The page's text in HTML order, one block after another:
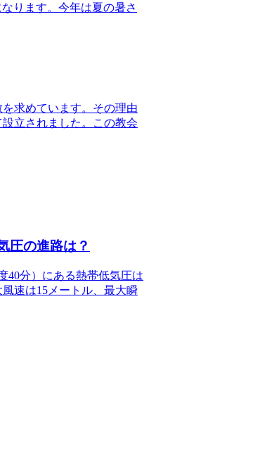
ります。今年は夏の暑さ
求めています。その理由
立されました。この教会
圧の進路は？
40分）にある熱帯低気圧は
速は15メートル、最大瞬